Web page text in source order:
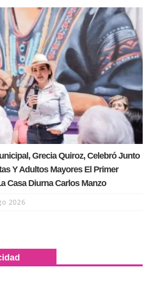
Grecia Quiroz, Celebró Junto
Y Adultos Mayores El Primer
Casa Diurna Carlos Manzo
2026